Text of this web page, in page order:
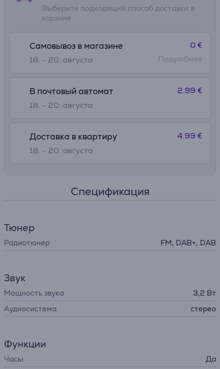
Выберите подходящий способ доставки в
корзине
Самовывоз в магазине
18. - 20. августа
0 €
Подробнее
В почтовый автомат
18. - 20. августа
2.99 €
Доставка в квартиру
18. - 20. августа
4.99 €
Спецификация
Тюнер
Радиотюнер FM, DAB+, DAB
Звук
Мощность звука
3,2 Вт
Аудиосистема
стерео
Функции
Часы Да